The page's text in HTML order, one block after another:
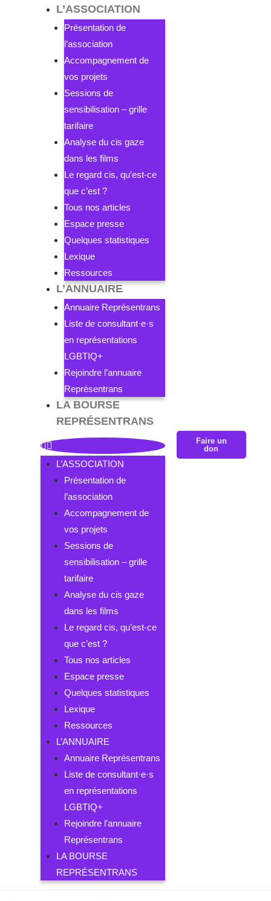
L’ASSOCIATION
Présentation de
l’association
Accompagnement de
vos projets
Sessions de
sensibilisation – grille
tarifaire
Analyse du cis gaze
dans les films
Le regard cis, qu’est-ce
que c’est ?
Tous nos articles
Espace presse
Quelques statistiques
Lexique
Ressources
L’ANNUAIRE
Annuaire Représentrans
Liste de consultant·e·s
en représentations
LGBTIQ+
Rejoindre l’annuaire
Représentrans
LA BOURSE
REPRÉSENTRANS
L’ASSOCIATION
Présentation de
l’association
Accompagnement de
vos projets
Sessions de
sensibilisation – grille
tarifaire
Analyse du cis gaze
dans les films
Le regard cis, qu’est-ce
que c’est ?
Tous nos articles
Espace presse
Quelques statistiques
Lexique
Ressources
L’ANNUAIRE
Annuaire Représentrans
Liste de consultant·e·s
en représentations
LGBTIQ+
Rejoindre l’annuaire
Représentrans
LA BOURSE
REPRÉSENTRANS
Faire un
don